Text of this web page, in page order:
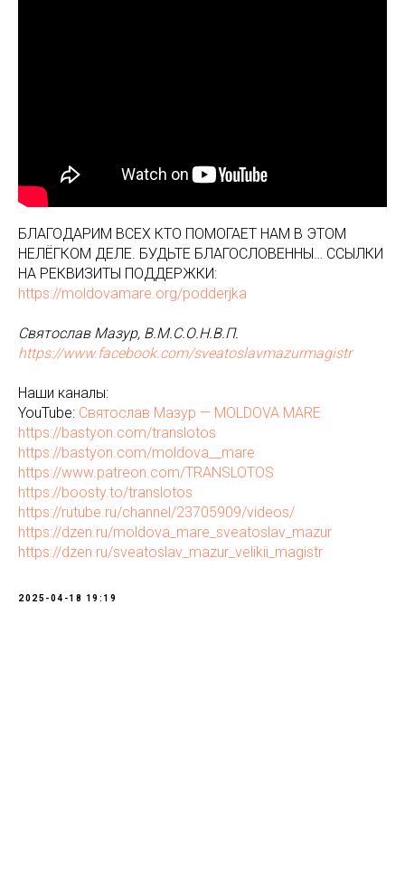
БЛАГОДАРИМ ВСЕХ КТО ПОМОГАЕТ НАМ В ЭТОМ
НЕЛЁГКОМ ДЕЛЕ. БУДЬТЕ БЛАГОСЛОВЕННЫ… ССЫЛКИ
НА РЕКВИЗИТЫ ПОДДЕРЖКИ:
https://moldovamare.org/podderjka
Святослав Мазур, В.М.С.О.Н.В.П.
https://www.facebook.com/sveatoslavmazurmagistr
Наши каналы:
YouTube: Святослав Мазур — MOLDOVA MARE
https://bastyon.com/translotos
https://bastyon.com/moldova__mare
https://www.patreon.com/TRANSLOTOS
https://boosty.to/translotos
https://rutube.ru/channel/23705909/videos/
https://dzen.ru/moldova_mare_sveatoslav_mazur
https://dzen.ru/sveatoslav_mazur_velikii_magistr
2025-04-18 19:19